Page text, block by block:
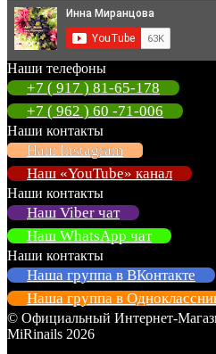
Наши телефоны
+7 ( 917 ) 81-65-178
+7 ( 962 ) 60 -71-006
Наши контакты
Наш Instagram
Наш «YouTube» канал
Наши контакты
Наш Viber чат
Наш WhatsApp чат
Наши контакты
Наша группа в ВКонтакте
Наша группа в
© Официальный Интернет-
MiRinails 2026